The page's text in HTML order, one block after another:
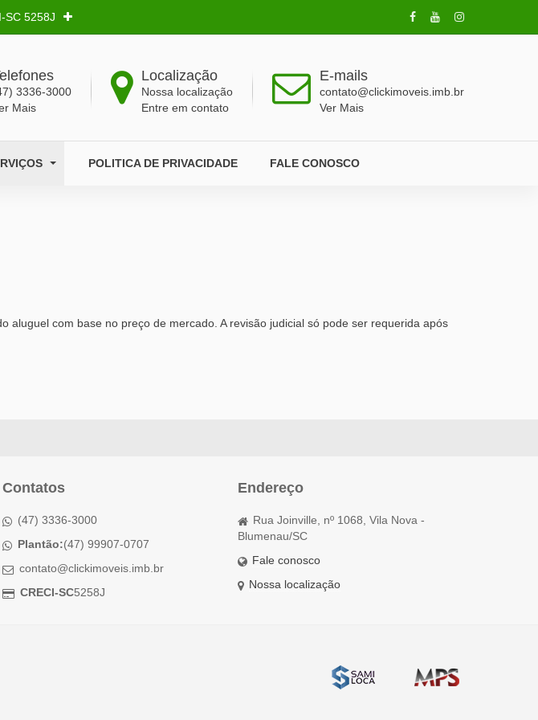
SC 5258J
3336-3000
Mais
Localização
Nossa localização
Entre em contato
E-mails
contato@clickimoveis.imb.br
Ver Mais
POLITICA DE PRIVACIDADE FALE CONOSCO
com base no preço de mercado. A revisão judicial só pode ser requerida após
Contatos
(47) 3336-3000
Plantão:(47) 99907-0707
contato@clickimoveis.imb.br
CRECI-SC5258J
Endereço
Rua Joinville, nº 1068, Vila Nova -
Blumenau/SC
Fale conosco
Nossa localização